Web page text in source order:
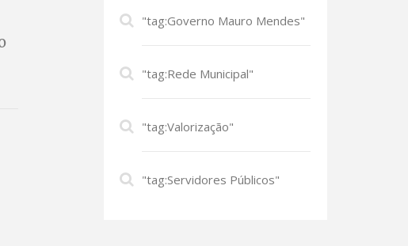
"tag:Governo Mauro Mendes"
"tag:Rede Municipal"
"tag:Valorização"
"tag:Servidores Públicos"